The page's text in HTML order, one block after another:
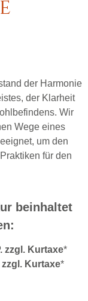
der Harmonie
der Klarheit
Wir
Wege eines
um den
für den
beinhaltet
zzgl. Kurtaxe*
zzgl. Kurtaxe*